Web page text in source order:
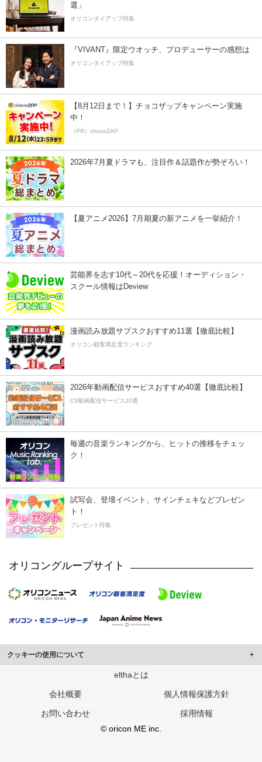
選」
オリコンタイアップ特集
『VIVANT』限定ウオッチ、プロデューサーの感想は
オリコンタイアップ特集
【8月12日まで！】チョコザップキャンペーン実施
中！
（PR）chocoZAP
2026年7月夏ドラマも、注目作＆話題作が勢ぞろい！
【夏アニメ2026】7月期夏の新アニメを一挙紹介！
芸能界を志す10代～20代を応援！オーディション・
スクール情報はDeview
漫画読み放題サブスクおすすめ11選【徹底比較】
オリコン顧客満足度ランキング
2026年動画配信サービスおすすめ40選【徹底比較】
CS動画配信サービス20選
毎週の音楽ランキングから、ヒットの推移をチェッ
ク！
試写会、登壇イベント、サインチェキなどプレゼン
ト！
プレゼント特集
オリコングループサイト
クッキーの使用について
このサイトでは Cookie を使用して、ユーザーに合わせたコンテンツや広告の
行っています。
メディアや広告配信、データ解析の各パートナーに提供しています。
各パートナーは、この情報とユーザーが各パートナーに提供した他の情報や、
ユーザーが各パートナーのサービスを使用したときに収集した他の情報を組み
elthaとは
会社概要 個人情報保護方針
お問い合わせ
採用情報
© oricon ME inc.